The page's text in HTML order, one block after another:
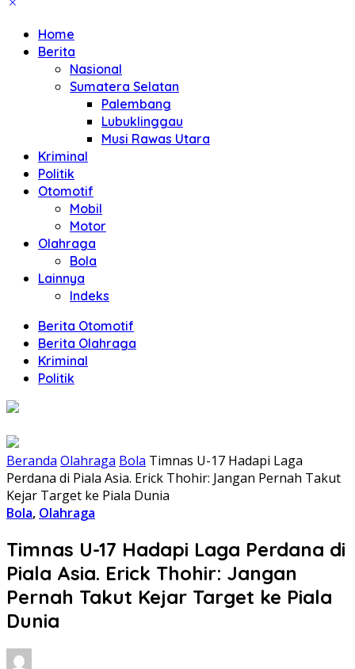
Home
Berita
Nasional
Sumatera Selatan
Palembang
Lubuklinggau
Musi Rawas Utara
Kriminal
Politik
Otomotif
Mobil
Motor
Olahraga
Bola
Lainnya
Indeks
Berita Otomotif
Berita Olahraga
Kriminal
Politik
Beranda Olahraga Bola Timnas U-17 Hadapi Laga
Perdana di Piala Asia. Erick Thohir: Jangan Pernah Takut
Kejar Target ke Piala Dunia
Bola, Olahraga
Timnas U-17 Hadapi Laga Perdana di
Piala Asia. Erick Thohir: Jangan
Pernah Takut Kejar Target ke Piala
Dunia